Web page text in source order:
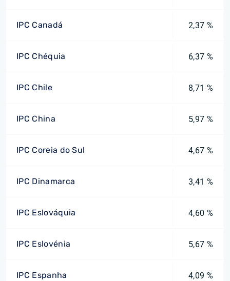
IPC Canadá 2,37 %
IPC Chéquia 6,37 %
IPC Chile 8,71 %
IPC China 5,97 %
IPC Coreia do Sul 4,67 %
IPC Dinamarca 3,41 %
IPC Eslováquia 4,60 %
IPC Eslovénia 5,67 %
IPC Espanha 4,09 %